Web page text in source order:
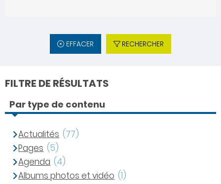
EFFACER RECHERCHER
FILTRE DE RÉSULTATS
Par type de contenu
Actualités (77)
Pages (5)
Agenda (4)
Albums photos et vidéo (1)